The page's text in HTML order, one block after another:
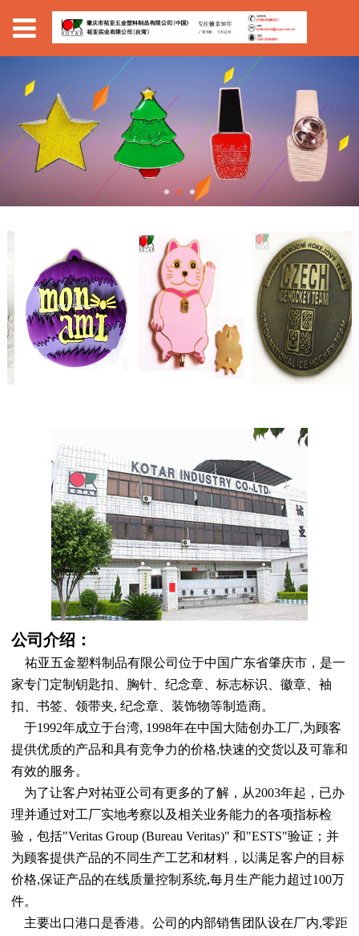
公司介绍：
祐亚五金塑料制品有限公司位于中国广东省肇庆市，是一
家专门定制钥匙扣、胸针、纪念章、标志标识、徽章、袖
扣、书签、领带夹, 纪念章、装饰物等制造商。
于1992年成立于台湾, 1998年在中国大陆创办工厂,为顾客
提供优质的产品和具有竞争力的价格,快速的交货以及可靠和
有效的服务。
理并通过对工厂实地考察以及相关业务能力的各项指标检
验，包括"Veritas Group (Bureau Veritas)" 和"ESTS"验证；并
为顾客提供产品的不同生产工艺和材料，以满足客户的目标
价格,保证产品的在线质量控制系统,每月生产能力超过100万
件。